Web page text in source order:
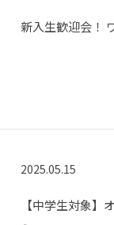
新入生歓迎会！
2025.05.15
【中学生対象